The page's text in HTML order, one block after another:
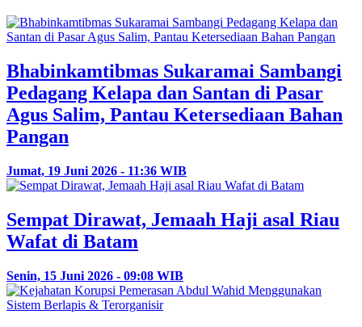
Bhabinkamtibmas Sukaramai Sambangi
Pedagang Kelapa dan Santan di Pasar
Agus Salim, Pantau Ketersediaan Bahan
Pangan
Jumat, 19 Juni 2026 - 11:36 WIB
Sempat Dirawat, Jemaah Haji asal Riau
Wafat di Batam
Senin, 15 Juni 2026 - 09:08 WIB